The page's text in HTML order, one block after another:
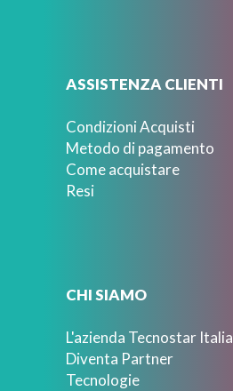
ASSISTENZA CLIENTI
Condizioni Acquisti
Metodo di pagamento
Come acquistare
Resi
CHI SIAMO
L'azienda Tecnostar Italia
Diventa Partner
Tecnologie